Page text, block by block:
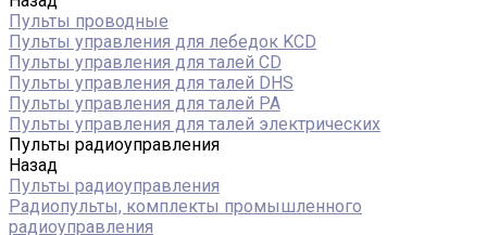
Пульты проводные
Пульты управления для лебедок KCD
Пульты управления для талей CD
Пульты управления для талей DHS
Пульты управления для талей РА
Пульты управления для талей электрических
Пульты радиоуправления
Назад
Пульты радиоуправления
Радиопульты, комплекты промышленного
радиоуправления